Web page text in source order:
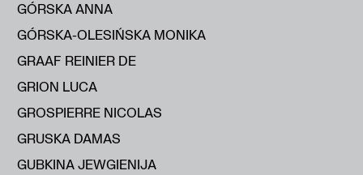
GÓRSKA ANNA
GÓRSKA-OLESIŃSKA MONIKA
GRAAF REINIER DE
GRION LUCA
GROSPIERRE NICOLAS
GRUSKA DAMAS
GUBKINA JEWGIENIJA